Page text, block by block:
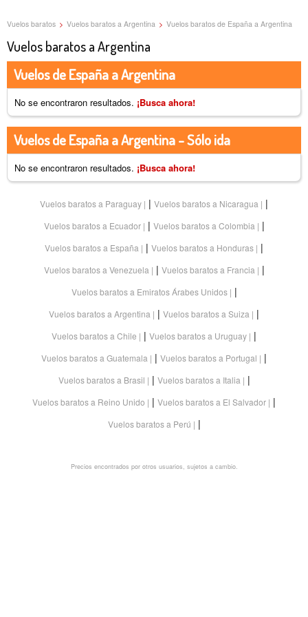
Vuelos baratos > Vuelos baratos a Argentina > Vuelos baratos de España a Argentina
Vuelos baratos a Argentina
Vuelos de España a Argentina
No se encontraron resultados. ¡Busca ahora!
Vuelos de España a Argentina - Sólo ida
No se encontraron resultados. ¡Busca ahora!
Vuelos baratos a Paraguay | Vuelos baratos a Nicaragua |
Vuelos baratos a Ecuador | Vuelos baratos a Colombia |
Vuelos baratos a España | Vuelos baratos a Honduras |
Vuelos baratos a Venezuela | Vuelos baratos a Francia |
Vuelos baratos a Emiratos Árabes Unidos |
Vuelos baratos a Argentina | Vuelos baratos a Suiza |
Vuelos baratos a Chile | Vuelos baratos a Uruguay |
Vuelos baratos a Guatemala | Vuelos baratos a Portugal |
Vuelos baratos a Brasil | Vuelos baratos a Italia |
Vuelos baratos a Reino Unido | Vuelos baratos a El Salvador |
Vuelos baratos a Perú |
Precios encontrados por otros usuarios, sujetos a cambio.